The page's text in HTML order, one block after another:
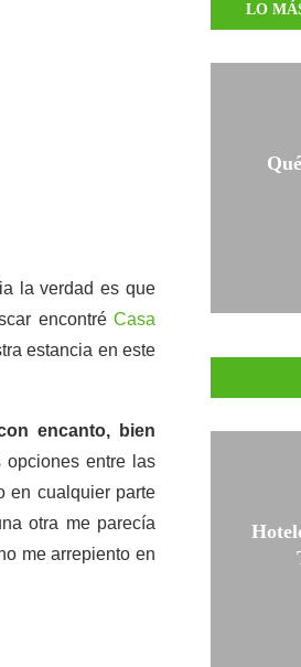
la verdad es que
encontré Casa
estancia en este
encanto, bien
opciones entre las
en cualquier parte
otra me parecía
me arrepiento en
LO